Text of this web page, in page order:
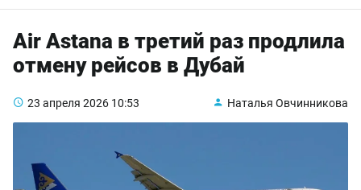
Air Astana в третий раз продлила
отмену рейсов в Дубай
23 апреля 2026 10:53 Наталья Овчинникова